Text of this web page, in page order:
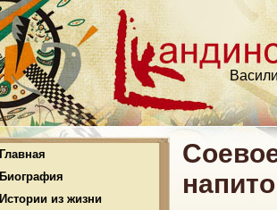
Главная
Биография
Истории из жизни